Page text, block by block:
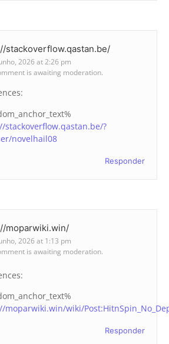
stackoverflow.qastan.be/
2026 at 2:26 pm
is awaiting moderation.
stackoverflow.qastan.be/?
novelhail08
Responder
moparwiki.win/
2026 at 1:13 pm
is awaiting moderation.
moparwiki.win/wiki/
Responder